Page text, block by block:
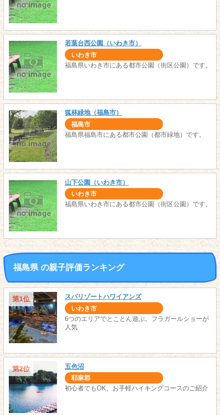
若葉台西公園（いわき市）
いわき市
福島県いわき市にある都市公園（街区公園）です。
狐林緑地（福島市）
福島市
福島県福島市にある都市公園（都市緑地）です。
山下公園（いわき市）
いわき市
福島県いわき市にある都市公園（街区公園）です。
福島県 の親子評価ランキング
第1位 スパリゾートハワイアンズ
いわき市
6つのエリアでとことん遊ぶ。フラガールショーが
人気
第2位 五色沼
耶麻郡
初心者でもOK、お手軽ハイキングコースのご紹介